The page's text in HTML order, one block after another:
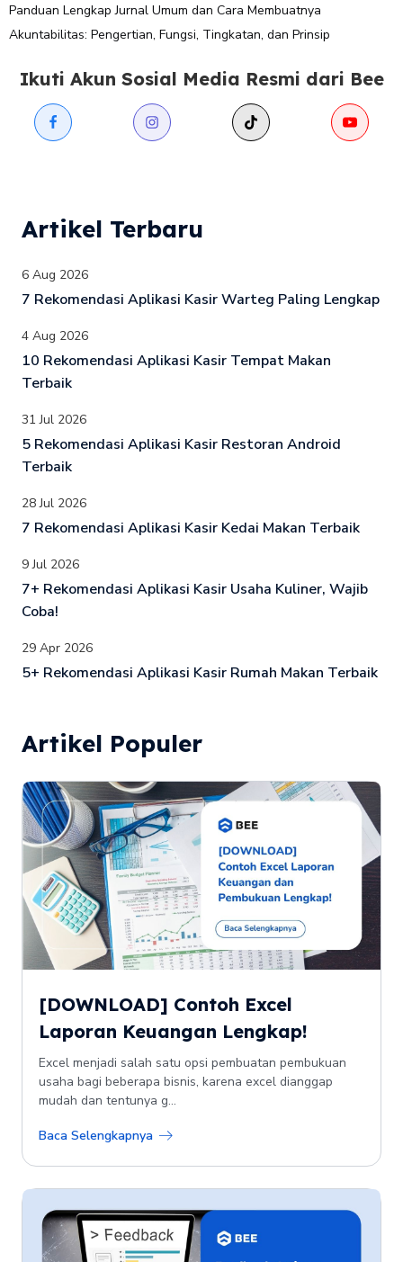
Panduan Lengkap Jurnal Umum dan Cara Membuatnya
Akuntabilitas: Pengertian, Fungsi, Tingkatan, dan Prinsip
Ikuti Akun Sosial Media Resmi dari Bee
Artikel Terbaru
6 Aug 2026
7 Rekomendasi Aplikasi Kasir Warteg Paling Lengkap
4 Aug 2026
10 Rekomendasi Aplikasi Kasir Tempat Makan
Terbaik
31 Jul 2026
5 Rekomendasi Aplikasi Kasir Restoran Android
Terbaik
28 Jul 2026
7 Rekomendasi Aplikasi Kasir Kedai Makan Terbaik
9 Jul 2026
7+ Rekomendasi Aplikasi Kasir Usaha Kuliner, Wajib
Coba!
29 Apr 2026
5+ Rekomendasi Aplikasi Kasir Rumah Makan Terbaik
Artikel Populer
[DOWNLOAD] Contoh Excel
Laporan Keuangan Lengkap!
Excel menjadi salah satu opsi pembuatan pembukuan
usaha bagi beberapa bisnis, karena excel dianggap
mudah dan tentunya g...
Baca Selengkapnya